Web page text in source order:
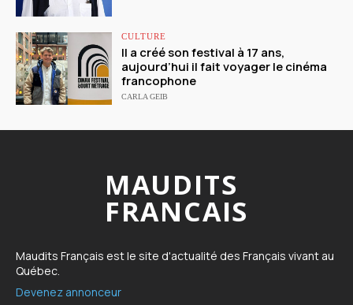
CULTURE
Il a créé son festival à 17 ans,
aujourd’hui il fait voyager le cinéma
francophone
CARLA GEIB
MAUDITS
FRANCAIS
Maudits Français est le site d'actualité des Français vivant au
Québec.
Devenez annonceur